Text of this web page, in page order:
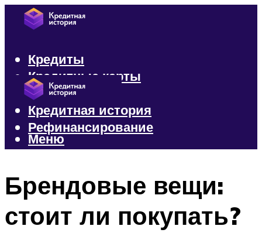
Кредиты
Кредитные карты
Микрозаймы
Кредитная история
Рефинансирование
Меню
Брендовые вещи:
стоит ли покупать?